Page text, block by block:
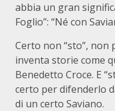
abbia un gran
Foglio”: “Né con
Certo non “sto”, non
inventa storie come
Benedetto Croce. E
certo per difenderlo
di un certo Saviano.